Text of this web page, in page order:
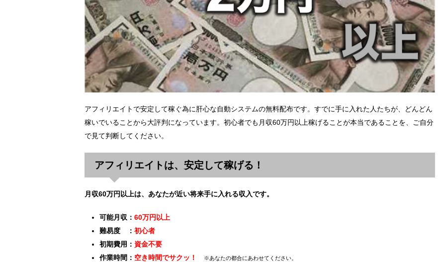
アフィリエイトで安定して稼ぐ為に肝心な自動システムの無料配布です。すでに手に入れた人たちが、どんどん
稼いでいることから大評判になっています。初心者でも月収60万円以上稼げることが本当であることを、ご自分
で見て判断してください。
アフィリエイトは、安定して稼げる！
月収60万円以上は、あなたが近い将来手に入れる収入です。
可能月収： 60万円以上
難易度 ： 初心者
初期費用： 資金不要
作業時間： 空き時間でサクッ！ ※あなたの都合にあわせてください。